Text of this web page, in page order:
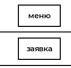
меню
заявка